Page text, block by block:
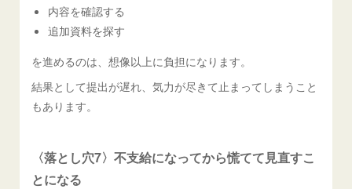
内容を確認する
追加資料を探す
を進めるのは、想像以上に負担になります。
結果として提出が遅れ、気力が尽きて止まってしまうこと
もあります。
〈落とし穴7〉不支給になってから慌てて見直すこ
とになる